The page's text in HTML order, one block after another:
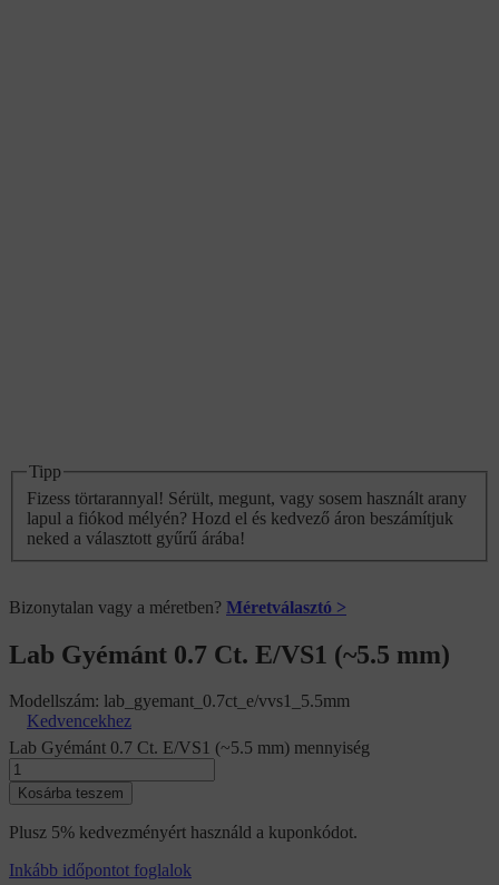
Tipp
Fizess törtarannyal! Sérült, megunt, vagy sosem használt arany
lapul a fiókod mélyén? Hozd el és kedvező áron beszámítjuk
neked a választott gyűrű árába!
Bizonytalan vagy a méretben? Méretválasztó >
Lab Gyémánt 0.7 Ct. E/VS1 (~5.5 mm)
Modellszám: lab_gyemant_0.7ct_e/vvs1_5.5mm
Kedvencekhez
Lab Gyémánt 0.7 Ct. E/VS1 (~5.5 mm) mennyiség
Kosárba teszem
Plusz 5% kedvezményért használd a kuponkódot.
Inkább időpontot foglalok